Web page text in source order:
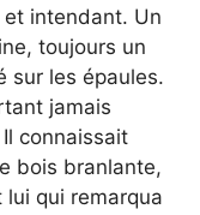
intendant. Un
toujours un
sur les épaules.
jamais
connaissait
bois branlante,
lui qui remarqua